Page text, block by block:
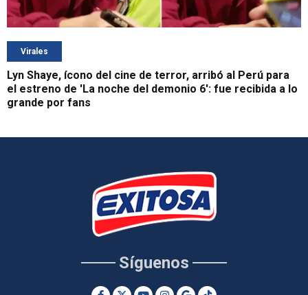
Virales
Lyn Shaye, ícono del cine de terror, arribó al Perú para
el estreno de 'La noche del demonio 6': fue recibida a lo
grande por fans
Síguenos